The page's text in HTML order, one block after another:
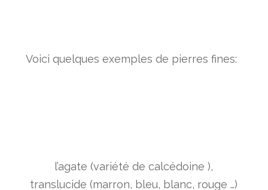
Voici quelques exemples de pierres fines:
l’agate (variété de calcédoine ),
translucide (marron, bleu, blanc, rouge …)